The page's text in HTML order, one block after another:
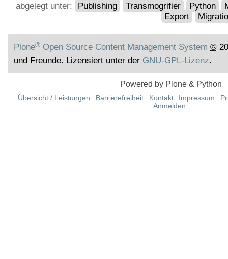
abgelegt unter: Publishing Transmogrifier Python
Export
Plone®Open Source Content Management System ©
und Freunde. Lizensiert unter der GNU-GPL-Lizenz.
Powered by Plone & Python
Übersicht / Leistungen Barrierefreiheit Kontakt Impressum
Anmelden